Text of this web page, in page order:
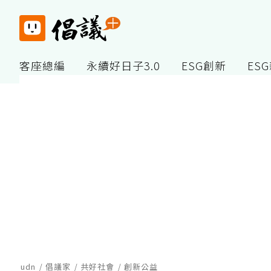
客座總編 永續好日子3.0 ESG創新
udn 倡議家 共好社會 創新公益